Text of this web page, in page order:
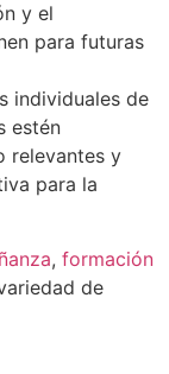
y el
para futuras
individuales de
estén
relevantes y
para la
, formación
de